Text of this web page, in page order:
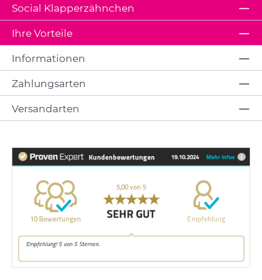
Ihre Vorteile
Social Klapperzähnchen
Informationen
Zahlungsarten
Versandarten